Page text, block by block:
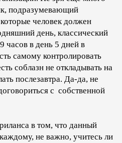
подразумевающий
человек должен
день, классический
часов в день 5 дней в
самому контролировать
соблазн не откладывать на
послезавтра. Да-да, не
с собственной
в том, что данный
не важно, учитесь ли